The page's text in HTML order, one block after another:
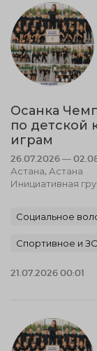
Осанка
по детской
играм
26.07.2026 —
Астана, Астана
Инициативная
Социальное
Спортивное и
21.07.2026 00:01